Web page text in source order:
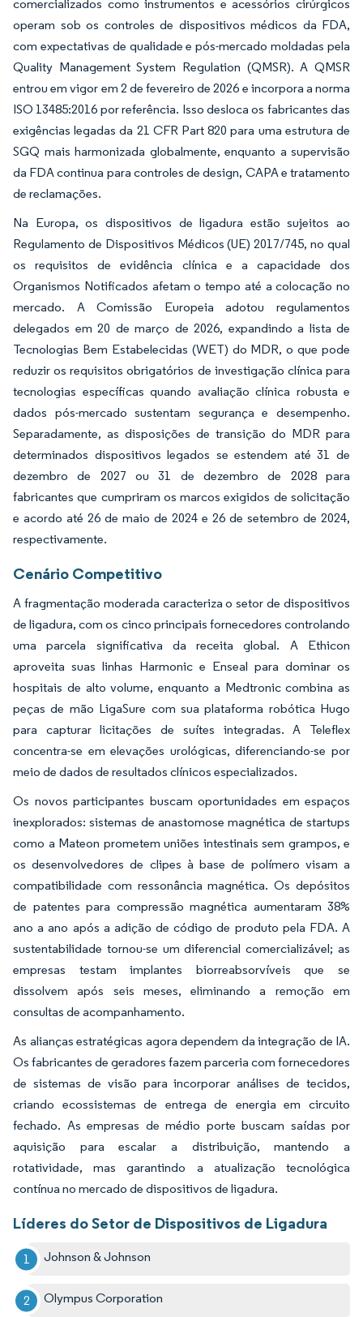
comercializados como instrumentos e acessórios cirúrgicos
operam sob os controles de dispositivos médicos da FDA,
com expectativas de qualidade e pós-mercado moldadas pela
Quality Management System Regulation (QMSR). A QMSR
entrou em vigor em 2 de fevereiro de 2026 e incorpora a norma
ISO 13485:2016 por referência. Isso desloca os fabricantes das
exigências legadas da 21 CFR Part 820 para uma estrutura de
SGQ mais harmonizada globalmente, enquanto a supervisão
da FDA continua para controles de design, CAPA e tratamento
de reclamações.
Na Europa, os dispositivos de ligadura estão sujeitos ao
Regulamento de Dispositivos Médicos (UE) 2017/745, no qual
os requisitos de evidência clínica e a capacidade dos
Organismos Notificados afetam o tempo até a colocação no
mercado. A Comissão Europeia adotou regulamentos
delegados em 20 de março de 2026, expandindo a lista de
Tecnologias Bem Estabelecidas (WET) do MDR, o que pode
reduzir os requisitos obrigatórios de investigação clínica para
tecnologias específicas quando avaliação clínica robusta e
dados pós-mercado sustentam segurança e desempenho.
Separadamente, as disposições de transição do MDR para
determinados dispositivos legados se estendem até 31 de
dezembro de 2027 ou 31 de dezembro de 2028 para
fabricantes que cumpriram os marcos exigidos de solicitação
e acordo até 26 de maio de 2024 e 26 de setembro de 2024,
respectivamente.
Cenário Competitivo
A fragmentação moderada caracteriza o setor de dispositivos
de ligadura, com os cinco principais fornecedores controlando
uma parcela significativa da receita global. A Ethicon
aproveita suas linhas Harmonic e Enseal para dominar os
hospitais de alto volume, enquanto a Medtronic combina as
peças de mão LigaSure com sua plataforma robótica Hugo
para capturar licitações de suítes integradas. A Teleflex
concentra-se em elevações urológicas, diferenciando-se por
meio de dados de resultados clínicos especializados.
Os novos participantes buscam oportunidades em espaços
inexplorados: sistemas de anastomose magnética de startups
como a Mateon prometem uniões intestinais sem grampos, e
os desenvolvedores de clipes à base de polímero visam a
compatibilidade com ressonância magnética. Os depósitos
de patentes para compressão magnética aumentaram 38%
ano a ano após a adição de código de produto pela FDA. A
sustentabilidade tornou-se um diferencial comercializável; as
empresas testam implantes biorreabsorvíveis que se
dissolvem após seis meses, eliminando a remoção em
consultas de acompanhamento.
As alianças estratégicas agora dependem da integração de IA.
Os fabricantes de geradores fazem parceria com fornecedores
de sistemas de visão para incorporar análises de tecidos,
criando ecossistemas de entrega de energia em circuito
fechado. As empresas de médio porte buscam saídas por
aquisição para escalar a distribuição, mantendo a
rotatividade, mas garantindo a atualização tecnológica
contínua no mercado de dispositivos de ligadura.
Líderes do Setor de Dispositivos de Ligadura
Johnson & Johnson
Olympus Corporation